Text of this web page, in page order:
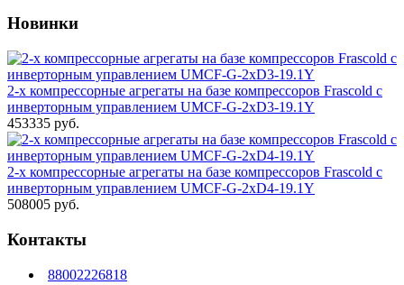
Новинки
2-х компрессорные агрегаты на базе компрессоров Frascold с
инверторным управлением UMCF-G-2xD3-19.1Y
453335 руб.
2-х компрессорные агрегаты на базе компрессоров Frascold с
инверторным управлением UMCF-G-2xD4-19.1Y
508005 руб.
Контакты
88002226818